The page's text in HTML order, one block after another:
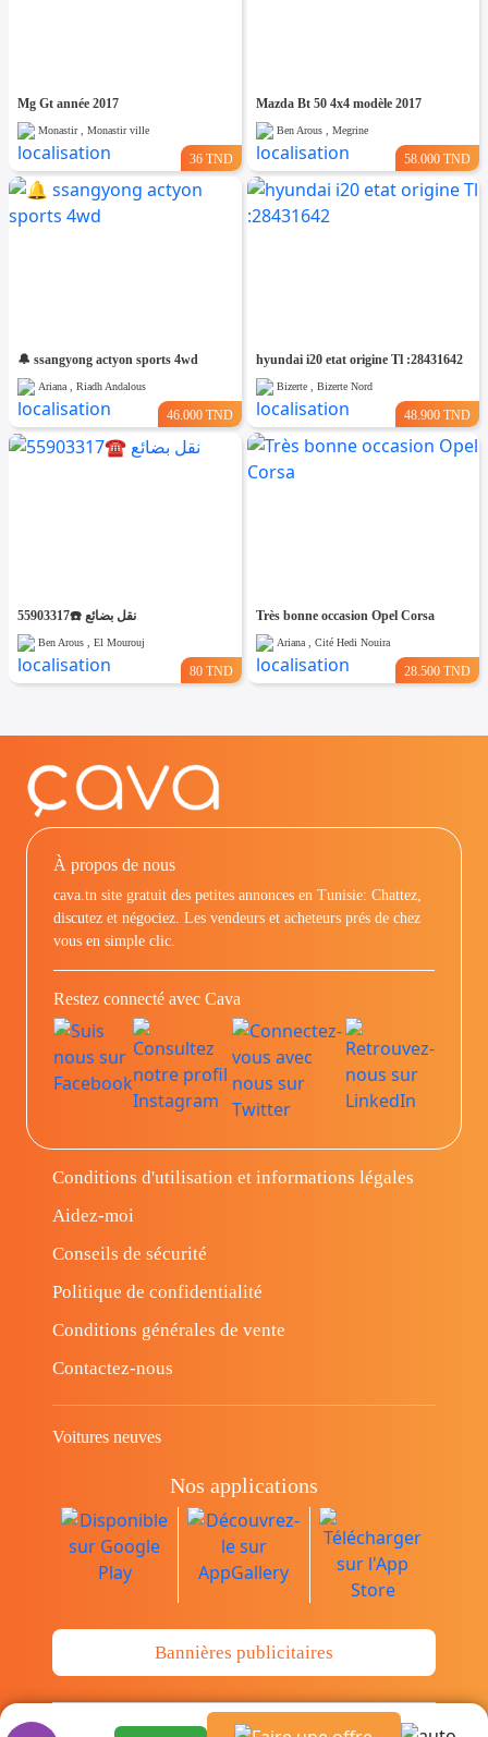
Mg Gt année 2017
Monastir , Monastir ville
36 TND
Mazda Bt 50 4x4 modèle 2017
Ben Arous , Megrine
58.000 TND
🔔 ssangyong actyon sports 4wd
Ariana , Riadh Andalous
46.000 TND
hyundai i20 etat origine Tl :28431642
Bizerte , Bizerte Nord
48.900 TND
نقل بضائع ☎️55903317
Ben Arous , El Mourouj
80 TND
Très bonne occasion Opel Corsa
Ariana , Cité Hedi Nouira
28.500 TND
À propos de nous
cava.tn site gratuit des petites annonces en Tunisie: Chattez,
discutez et négociez. Les vendeurs et acheteurs prés de chez
vous en simple clic.
Restez connecté avec Cava
Conditions d'utilisation et informations légales
Aidez-moi
Conseils de sécurité
Politique de confidentialité
Conditions générales de vente
Contactez-nous
Voitures neuves
Nos applications
Bannières publicitaires